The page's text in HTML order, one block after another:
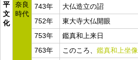
平
文
化
奈良
時代
743年
大仏造立の詔
752年
東大寺大仏開眼
753年
鑑真和上来日
763年
このころ、 鑑真和上坐像